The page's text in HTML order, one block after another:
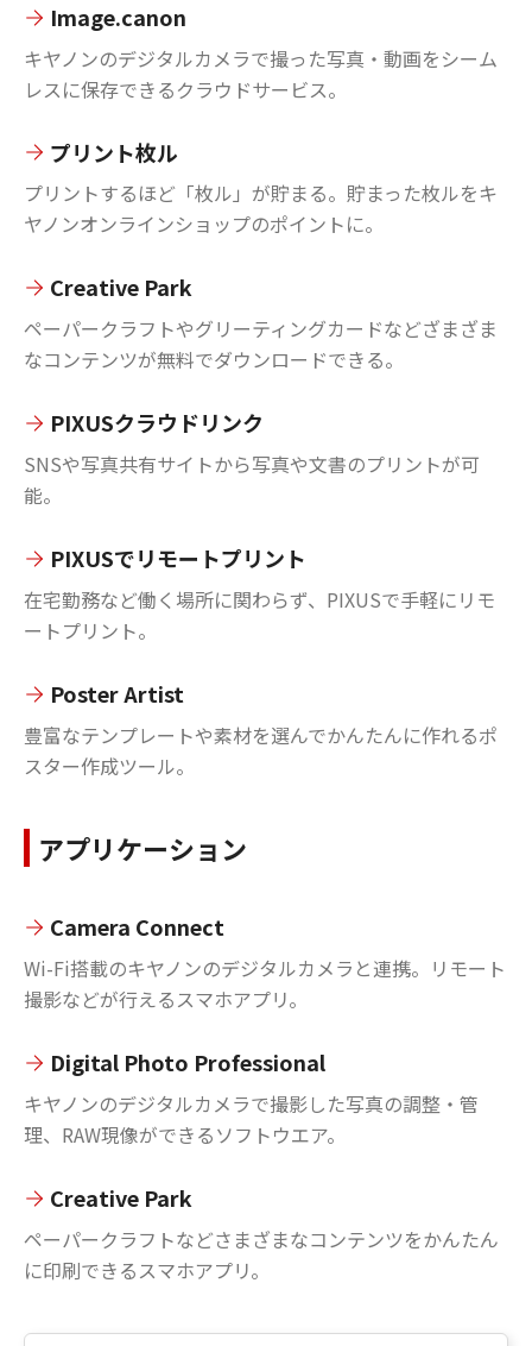
Image.canon
キヤノンのデジタルカメラで撮った写真・動画をシーム
レスに保存できるクラウドサービス。
プリント枚ル
プリントするほど「枚ル」が貯まる。貯まった枚ルをキ
ヤノンオンラインショップのポイントに。
Creative Park
ペーパークラフトやグリーティングカードなどざまざま
なコンテンツが無料でダウンロードできる。
PIXUSクラウドリンク
SNSや写真共有サイトから写真や文書のプリントが可
能。
PIXUSでリモートプリント
在宅勤務など働く場所に関わらず、PIXUSで手軽にリモ
ートプリント。
Poster Artist
豊富なテンプレートや素材を選んでかんたんに作れるポ
スター作成ツール。
アプリケーション
Camera Connect
Wi-Fi搭載のキヤノンのデジタルカメラと連携。リモート
撮影などが行えるスマホアプリ。
Digital Photo Professional
キヤノンのデジタルカメラで撮影した写真の調整・管
理、RAW現像ができるソフトウエア。
Creative Park
ペーパークラフトなどさまざまなコンテンツをかんたん
に印刷できるスマホアプリ。